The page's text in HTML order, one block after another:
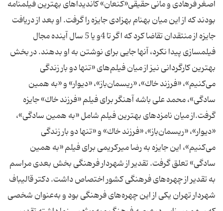
اصغر فرهادی و مانی حقیقی«كنعان» كاندیداهای بهترین فیلمنامه
بودند كه از این میان بهنام بهزادی جایزه را گرفت. او بعد از دریافت
جایزه از منتقدان تقاضا كرد كه اگر تا 4و یا 5 سال آینده مجال
فیلمسازی پیدا نكرد، آنها جایی برای نوشتن به او بدهند. در بخش
بهترین كارگردانی نیز از میان فیلم‌های «تنها دو بار زندگی
می‌كنیم»، «فرزند خاك»، «ریسمان‌باز»، «دیوار» و «به همین
سادگی»، محمد علی باشه آهنگر برای فیلم «فرزند خاك» جایزه
گرفت.از میان نامزدهای بهترین فیلم شامل «به همین سادگی»،
«دیوار»، «ریسمان‌باز»، «فرزند خاك» و «تنها دو بار زندگی
می‌كنیم»، این جایزه به رضا میر‌كریمی برای فیلم «به همین
سادگی» تعلق گرفت. تقدیر از شهردار فرهنگی بخش بعدی مراسم
به تقدیر از چهره‌های فرهنگی كشور اختصاص داشت. دكتر قالیباف
شهردار تهران یكی از این چهره‌های فرهنگی بود و به‌عنوان شخصی